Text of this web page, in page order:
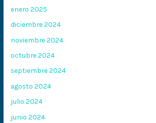
enero 2025
diciembre 2024
noviembre 2024
octubre 2024
septiembre 2024
agosto 2024
julio 2024
junio 2024